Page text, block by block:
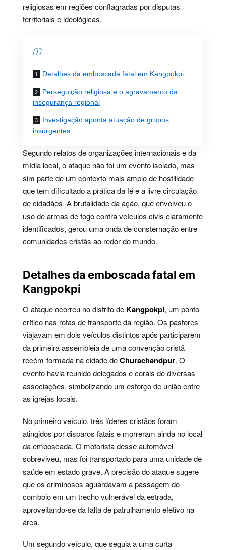
religiosas em regiões conflagradas por disputas
territoriais e ideológicas.
Detalhes da emboscada fatal em Kangpokpi
Perseguição religiosa e o agravamento da
insegurança regional
Investigação aponta atuação de grupos
insurgentes
Segundo relatos de organizações internacionais e da
mídia local, o ataque não foi um evento isolado, mas
sim parte de um contexto mais amplo de hostilidade
que tem dificultado a prática da fé e a livre circulação
de cidadãos. A brutalidade da ação, que envolveu o
uso de armas de fogo contra veículos civis claramente
identificados, gerou uma onda de consternação entre
comunidades cristãs ao redor do mundo.
Detalhes da emboscada fatal em
Kangpokpi
O ataque ocorreu no distrito de Kangpokpi, um ponto
crítico nas rotas de transporte da região. Os pastores
viajavam em dois veículos distintos após participarem
da primeira assembleia de uma convenção cristã
recém-formada na cidade deChurachandpur. O
evento havia reunido delegados e corais de diversas
associações, simbolizando um esforço de união entre
as igrejas locais.
No primeiro veículo, três líderes cristãos foram
atingidos por disparos fatais e morreram ainda no local
da emboscada. O motorista desse automóvel
sobreviveu, mas foi transportado para uma unidade de
saúde em estado grave. A precisão do ataque sugere
que os criminosos aguardavam a passagem do
comboio em um trecho vulnerável da estrada,
aproveitando-se da falta de patrulhamento efetivo na
área.
Um segundo veículo, que seguia a uma curta